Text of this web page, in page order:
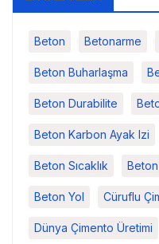
Beton Betonarme
Beton Buharlaşma
Beton Durabilite
Beton Karbon Ayak Izi
Beton Sıcaklık
Beton Yol Cüruflu
Dünya Çimento Üretimi